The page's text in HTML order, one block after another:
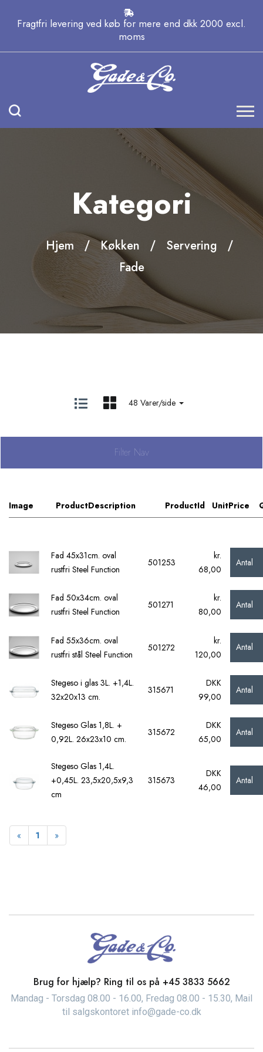
Fragtfri levering ved køb for mere end dkk 2000 excl.
moms
Kategori
Hjem Køkken
Servering
Fade
48 Varer/side
Filter Nav
Image ProductDescription ProductId UnitPrice
Fad 45x31cm. oval
rustfri Steel Function
501253
kr.
68,00
Antal
Fad 50x34cm. oval
rustfri Steel Function
501271
kr.
80,00
Antal
Fad 55x36cm. oval
rustfri stål Steel Function
501272
kr.
120,00
Antal
Stegeso i glas 3L. +1,4L.
32x20x13 cm.
315671
DKK
99,00
Antal
Stegeso Glas 1,8L. +
0,92L. 26x23x10 cm.
315672
DKK
65,00
Antal
Stegeso Glas 1,4L.
+0,45L. 23,5x20,5x9,3
cm
315673
DKK
46,00
Antal
« Forrige
1 »Næste
Brug for hjælp? Ring til os på +45 3833 5662
Mandag - Torsdag 08.00 - 16.00, Fredag 08.00 - 15.30, Mail
til salgskontoret info@gade-co.dk